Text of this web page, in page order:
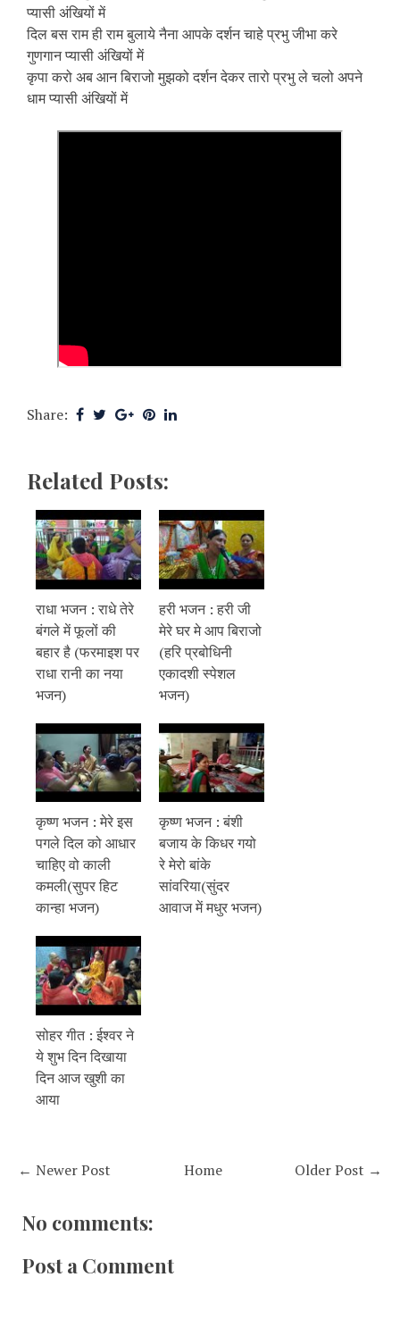
प्यासी अंखियों में
दिल बस राम ही राम बुलाये नैना आपके दर्शन चाहे प्रभु जीभा करे
गुणगान प्यासी अंखियों में
कृपा करो अब आन बिराजो मुझको दर्शन देकर तारो प्रभु ले चलो अपने
धाम प्यासी अंखियों में
Share:
Related Posts:
राधा भजन : राधे तेरे
बंगले में फूलों की
बहार है (फरमाइश पर
राधा रानी का नया
भजन)
हरी भजन : हरी जी
मेरे घर मे आप बिराजो
(हरि प्रबोधिनी
एकादशी स्पेशल
भजन)
कृष्ण भजन : मेरे इस
पगले दिल को आधार
चाहिए वो काली
कमली(सुपर हिट
कान्हा भजन)
कृष्ण भजन : बंशी
बजाय के किधर गयो
रे मेरो बांके
सांवरिया(सुंदर
आवाज में मधुर भजन)
सोहर गीत : ईश्वर ने
ये शुभ दिन दिखाया
दिन आज खुशी का
आया
← Newer Post Older Post →
Home
No comments:
Post a Comment